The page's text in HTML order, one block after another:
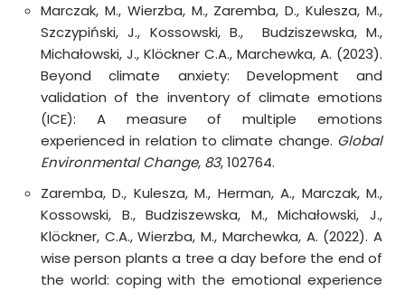
Marczak, M., Wierzba, M., Zaremba, D., Kulesza, M.,
Szczypiński, J., Kossowski, B., Budziszewska, M.,
Michałowski, J., Klöckner C.A., Marchewka, A. (2023).
Beyond climate anxiety: Development and
validation of the inventory of climate emotions
(ICE): A measure of multiple emotions
experienced in relation to climate change. Global
Environmental Change, 83, 102764.
Zaremba, D., Kulesza, M., Herman, A., Marczak, M.,
Kossowski, B., Budziszewska, M., Michałowski, J.,
Klöckner, C.A., Wierzba, M., Marchewka, A. (2022). A
wise person plants a tree a day before the end of
the world: coping with the emotional experience